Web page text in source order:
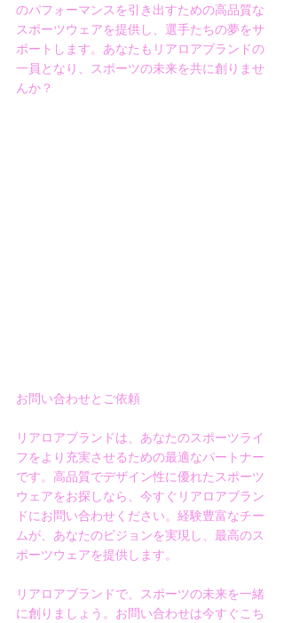
のパフォーマンスを引き出すための高品質な
スポーツウェアを提供し、選手たちの夢をサ
ポートします。あなたもリアロアブランドの
一員となり、スポーツの未来を共に創りませ
んか？
お問い合わせとご依頼
リアロアブランドは、あなたのスポーツライ
フをより充実させるための最適なパートナー
です。高品質でデザイン性に優れたスポーツ
ウェアをお探しなら、今すぐリアロアブラン
ドにお問い合わせください。経験豊富なチー
ムが、あなたのビジョンを実現し、最高のス
ポーツウェアを提供します。
リアロアブランドで、スポーツの未来を一緒
に創りましょう。お問い合わせは今すぐこち